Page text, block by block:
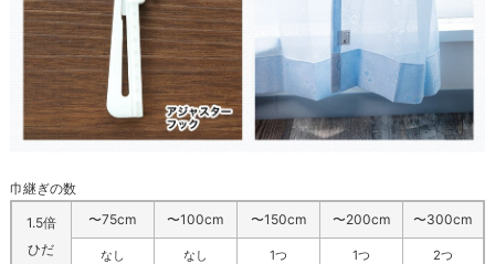
巾継ぎの数
1.5倍
ひだ
〜75cm 〜100cm 〜150cm 〜200cm 〜300cm
なし なし 1つ 1つ 2つ